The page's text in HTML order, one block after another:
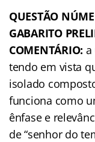
QUESTÃO
GABARITO
COMENTÁRIO: a
tendo em vista
isolado
funciona como
ênfase e
de “senhor do